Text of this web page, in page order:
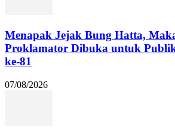
Menapak Jejak Bung Hatta,
Proklamator Dibuka untuk
ke-81
07/08/2026